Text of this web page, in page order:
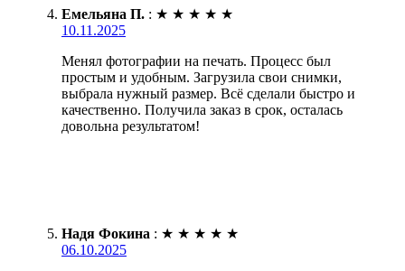
Емельяна П. : ★ ★ ★ ★ ★
10.11.2025
Менял фотографии на печать. Процесс был
простым и удобным. Загрузила свои снимки,
выбрала нужный размер. Всё сделали быстро и
качественно. Получила заказ в срок, осталась
довольна результатом!
Надя Фокина : ★ ★ ★ ★ ★
06.10.2025